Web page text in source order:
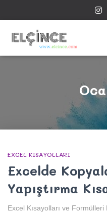
EXCEL KISAYOLLARI
Excelde
Yapıştırma
Excel Kısayolları ve